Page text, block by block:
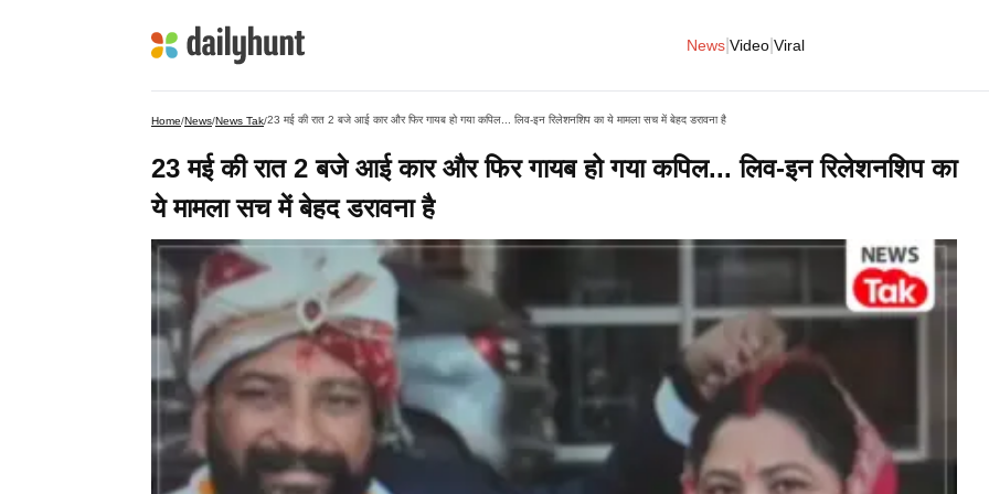
News Video Viral
Home/News/News Tak/23 मई की रात 2 बजे आई कार और फिर गायब हो गया कपिल... लिव-इन रिलेशनशिप का ये मामला सच में बेहद डरावना है
23 मई की रात 2 बजे आई कार और फिर गायब हो गया कपिल... लिव-इन रिलेशनशिप का
ये मामला सच में बेहद डरावना है